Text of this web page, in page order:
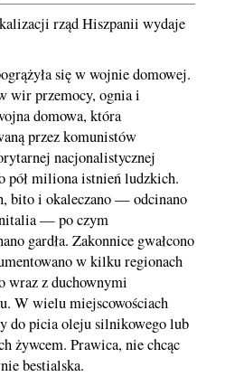
rząd Hiszpanii wydaje
się w wojnie domowej.
wir przemocy, ognia i
domowa, która
przez komunistów
nacjonalistycznej
pół miliona istnień ludzkich.
bito i okaleczano — odcinano
— po czym
gardła. Zakonnice gwałcono
w kilku regionach
wraz z duchownymi
W wielu miejscowościach
do picia oleju silnikowego lub
żywcem. Prawica, nie chcąc
bestialska.